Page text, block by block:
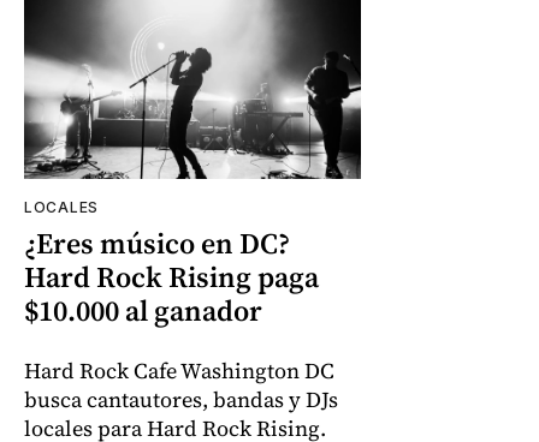
LOCALES
¿Eres músico en DC?
Hard Rock Rising paga
$10.000 al ganador
Hard Rock Cafe Washington DC
busca cantautores, bandas y DJs
locales para Hard Rock Rising.